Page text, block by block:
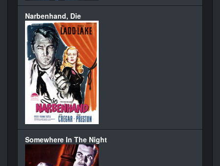
Narbenhand, Die
Somewhere In The Night